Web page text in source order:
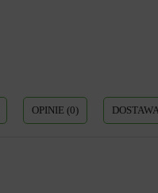
OPINIE (0)